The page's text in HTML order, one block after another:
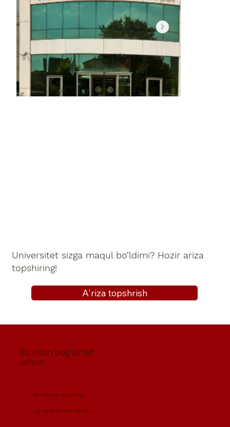
A'riza topshrish
Universitet sizga maqul bo‘ldimi? Hozir ariza
topshiring!
Biz bilan bog'lanish
uchun
TR +90 501 014 44 55
UZ +998 95 884 44 55